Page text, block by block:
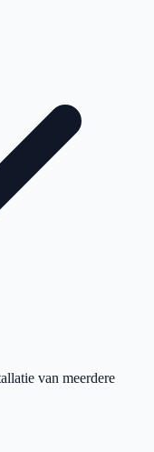
van meerdere